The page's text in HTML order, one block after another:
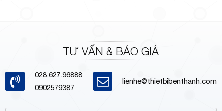
TƯ VẤN & BÁO GIÁ
028.627.96888
0902579387
lienhe@thietbibenthanh.com